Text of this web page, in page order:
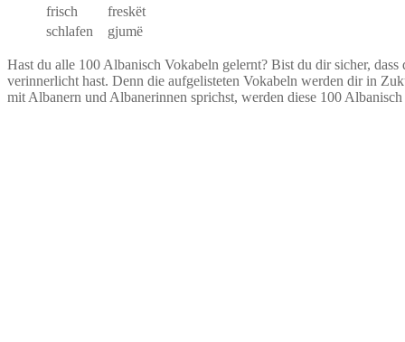
frisch
freskët
schlafen
gjumë
Hast du alle 100 Albanisch Vokabeln gelernt? Bist du dir sicher,
verinnerlicht hast. Denn die aufgelisteten Vokabeln werden dir in
mit Albanern und Albanerinnen sprichst, werden diese 100